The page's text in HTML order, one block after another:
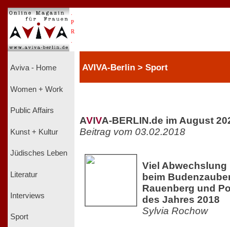
P
R
Aviva - Home
Women + Work
Public Affairs
Kunst + Kultur
Jüdisches Leben
Literatur
Interviews
Sport
AVIVA-Berlin > Sport
AVIVA-BERLIN.de im August
Beitrag vom 03.02.2018
Viel
beim
Rauenberg und
des Jahres 2018
Sylvia Rochow